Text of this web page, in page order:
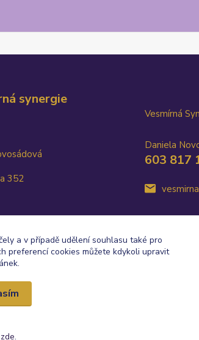
synergie
352
124
Vesmírná
Daniela
603 817
a v případě udělení souhlasu také pro
preferencí cookies můžete kdykoli upravit
zde.